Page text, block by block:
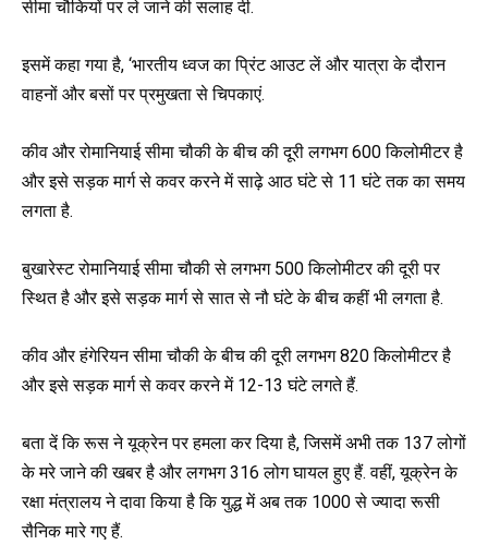
सीमा चौकियों पर ले जाने की सलाह दी.
इसमें कहा गया है, ‘भारतीय ध्वज का प्रिंट आउट लें और यात्रा के दौरान
वाहनों और बसों पर प्रमुखता से चिपकाएं.
कीव और रोमानियाई सीमा चौकी के बीच की दूरी लगभग 600 किलोमीटर है
और इसे सड़क मार्ग से कवर करने में साढ़े आठ घंटे से 11 घंटे तक का समय
लगता है.
बुखारेस्ट रोमानियाई सीमा चौकी से लगभग 500 किलोमीटर की दूरी पर
स्थित है और इसे सड़क मार्ग से सात से नौ घंटे के बीच कहीं भी लगता है.
कीव और हंगेरियन सीमा चौकी के बीच की दूरी लगभग 820 किलोमीटर है
और इसे सड़क मार्ग से कवर करने में 12-13 घंटे लगते हैं.
बता दें कि रूस ने यूक्रेन पर हमला कर दिया है, जिसमें अभी तक 137 लोगों
के मरे जाने की खबर है और लगभग 316 लोग घायल हुए हैं. वहीं, यूक्रेन के
रक्षा मंत्रालय ने दावा किया है कि युद्ध में अब तक 1000 से ज्यादा रूसी
सैनिक मारे गए हैं.